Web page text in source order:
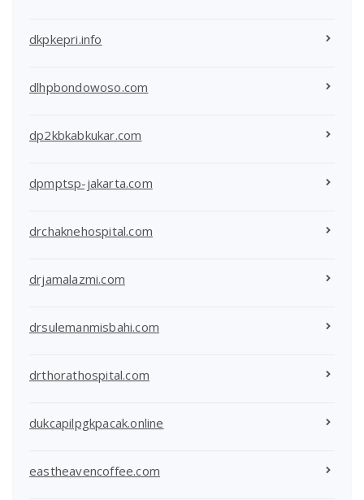
dkpkepri.info
dlhpbondowoso.com
dp2kbkabkukar.com
dpmptsp-jakarta.com
drchaknehospital.com
drjamalazmi.com
drsulemanmisbahi.com
drthorathospital.com
dukcapilpgkpacak.online
eastheavencoffee.com